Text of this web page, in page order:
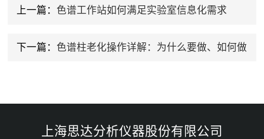
上一篇： 色谱工作站如何满足实验室信息化需求
下一篇： 色谱柱老化操作详解：为什么要做、如何做
上海思达分析仪器股份有限公司